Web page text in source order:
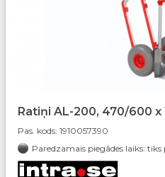
Ratiņi AL-200, 470/600 x
Pas. kods: 1910057390
Paredzamais piegādes laiks: